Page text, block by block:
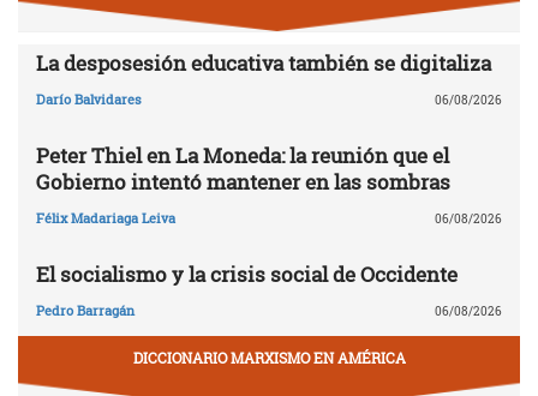
La desposesión educativa también se digitaliza
Darío Balvidares 06/08/2026
Peter Thiel en La Moneda: la reunión que el
Gobierno intentó mantener en las sombras
Félix Madariaga Leiva 06/08/2026
El socialismo y la crisis social de Occidente
Pedro Barragán 06/08/2026
DICCIONARIO MARXISMO EN AMÉRICA